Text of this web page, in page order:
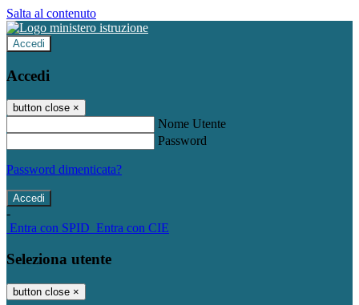
Salta al contenuto
Accedi
Accedi
button close ×
Nome Utente
Password
Password dimenticata?
-
Entra con SPID Entra con CIE
Seleziona utente
button close ×